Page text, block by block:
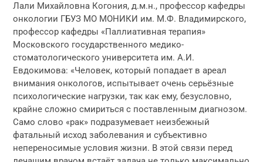
Лали Михайловна Когония, д.м.н., профессор кафедры
онкологии ГБУЗ МО МОНИКИ им. М.Ф. Владимирского,
профессор кафедры «Паллиативная терапия»
Московского государственного медико-
стоматологического университета им. А.И.
Евдокимова: «Человек, который попадает в ареал
внимания онкологов, испытывает очень серьёзные
психологические нагрузки, так как ему, безусловно,
крайне сложно смириться с поставленным диагнозом.
Само слово «рак» подразумевает неизбежный
фатальный исход заболевания и субъективно
непереносимые условия жизни. В этой связи перед